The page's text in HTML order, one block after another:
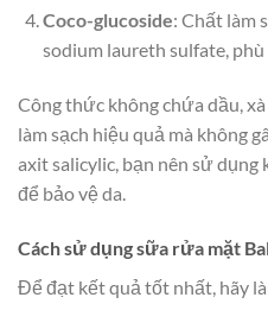
Coco-glucoside: Chất làm
sodium laureth sulfate,
Công thức không chứa dầu,
làm sạch hiệu quả mà không
axit salicylic, bạn nên sử dụng
để bảo vệ da.
Cách sử dụng sữa rửa mặt
Để đạt kết quả tốt nhất, hãy